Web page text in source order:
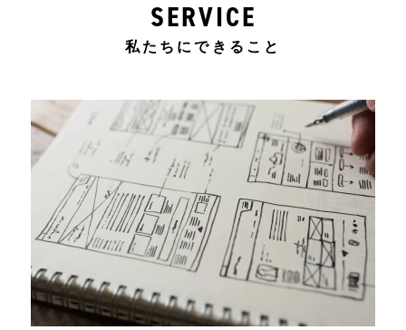
SERVICE
私たちにできること